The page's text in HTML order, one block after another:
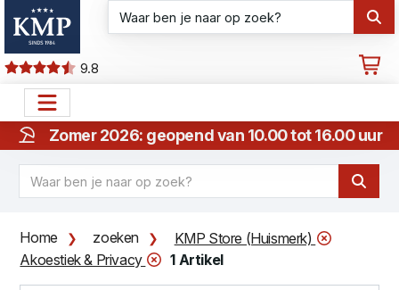
9.8
Zomer 2026: geopend van 10.00 tot 16.00 uur
Home zoeken
KMP Store (Huismerk)
Akoestiek & Privacy
1 Artikel